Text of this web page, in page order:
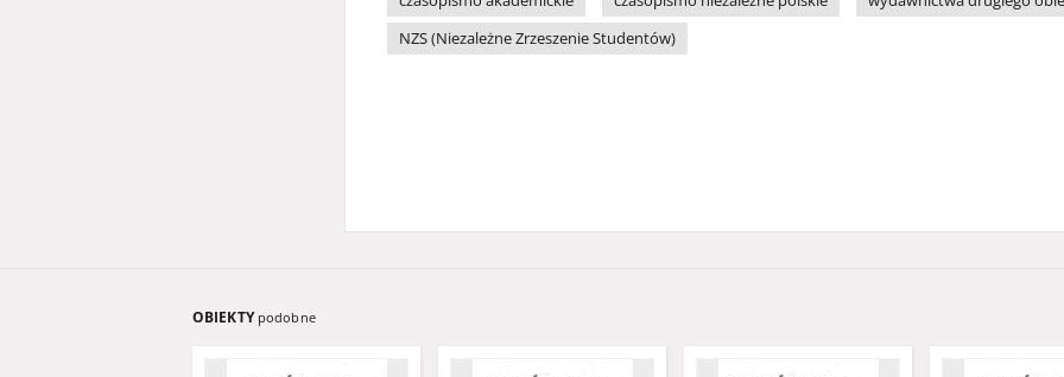
NZS (Niezależne Zrzeszenie Studentów)
OBIEKTY podobne